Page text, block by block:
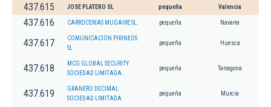
437.615 JOSE PLATERO SL pequeña Valencia
437.616 CARROCERIAS MUGAIRE SL. pequeña Navarra
437.617
COMUNICACION PIRINEOS
SL
pequeña Huesca
437.618
MCG GLOBAL SECURITY
SOCIEDAD LIMITADA.
pequeña Tarragona
437.619
GRANERO DECIMAL
SOCIEDAD LIMITADA
pequeña Murcia